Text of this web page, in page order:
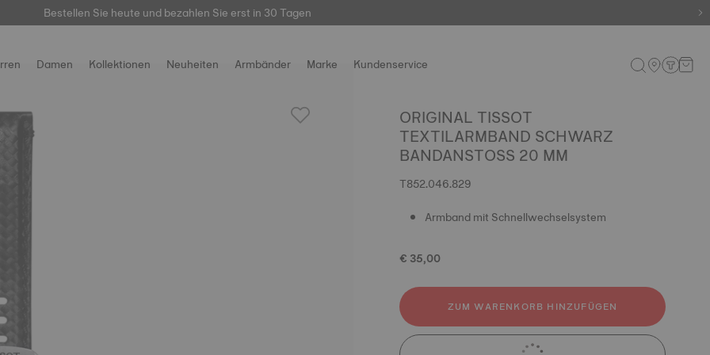
hier
Bestellen Sie heute und bezahlen Sie erst in 30 Tagen
Damen Kollektionen Neuheiten Armbänder Marke Kundenservice
ORIGINAL TISSOT
TEXTILARMBAND SCHWARZ
BANDANSTOSS 20 MM
T852.046.829
Armband mit Schnellwechselsystem
€ 35,00
ZUM WARENKORB HINZUFÜGEN